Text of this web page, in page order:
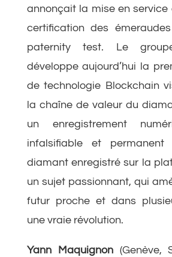
annonçait la mise en service
certification des
paternity test. Le
développe aujourd’hui la
de technologie Blockchain
la chaîne de valeur du
un enregistrement
infalsifiable et permanent
diamant enregistré sur la
un sujet passionnant, qui
futur proche et dans
une vraie révolution.
Yann Maquignon(Genève,